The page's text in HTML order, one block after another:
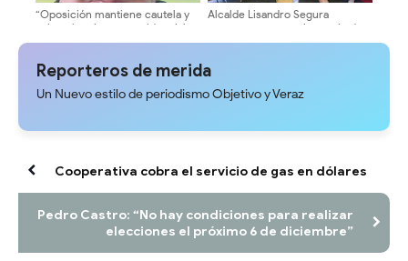
“Oposición mantiene cautela y
exige elecciones presidenciales
en eventuales negociaciones”
Alcalde Lisandro Segura
conmemora 134 aniversario de
la ciudad solo con acto solemne
Reporteros de merida
Un Nuevo estilo de periodismo Objetivo y Veraz
Cooperativa cobra el servicio de gas en dólares
Pedro Castro: “No hay condiciones para realizar
elecciones el próximo 6 de diciembre”